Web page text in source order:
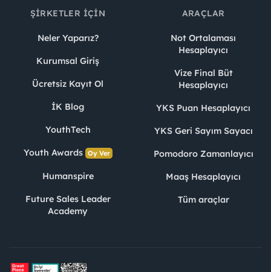
ŞIRKETLER İÇIN
Neler Yaparız?
Kurumsal Giriş
Ücretsiz Kayıt Ol
İK Blog
YouthTech
Youth Awards Oy Ver
Humanspire
Future Sales Leader
Academy
ARAÇLAR
Not Ortalaması
Hesaplayıcı
Vize Final Büt
Hesaplayıcı
YKS Puan Hesaplayıcı
YKS Geri Sayım Sayacı
Pomodoro Zamanlayıcı
Maaş Hesaplayıcı
Tüm araçlar